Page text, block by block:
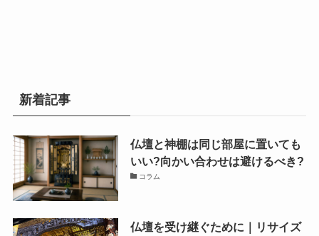
新着記事
仏壇と神棚は同じ部屋に置いても
いい?向かい合わせは避けるべき?
コラム
仏壇を受け継ぐために｜リサイズ